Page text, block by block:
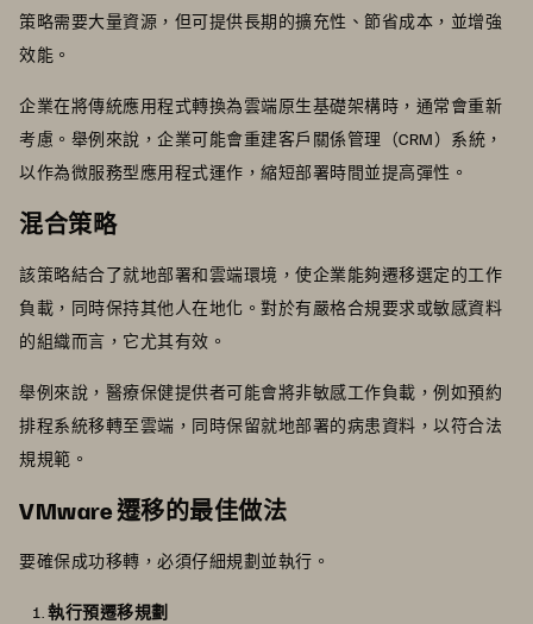
策略需要大量資源，但可提供長期的擴充性、節省成本，並增強
效能。
企業在將傳統應用程式轉換為雲端原生基礎架構時，通常會重新
考慮。舉例來說，企業可能會重建客戶關係管理（CRM）系統，
以作為微服務型應用程式運作，縮短部署時間並提高彈性。
混合策略
該策略結合了就地部署和雲端環境，使企業能夠遷移選定的工作
負載，同時保持其他人在地化。對於有嚴格合規要求或敏感資料
的組織而言，它尤其有效。
舉例來說，醫療保健提供者可能會將非敏感工作負載，例如預約
排程系統移轉至雲端，同時保留就地部署的病患資料，以符合法
規規範。
VMware 遷移的最佳做法
要確保成功移轉，必須仔細規劃並執行。
執行預遷移規劃